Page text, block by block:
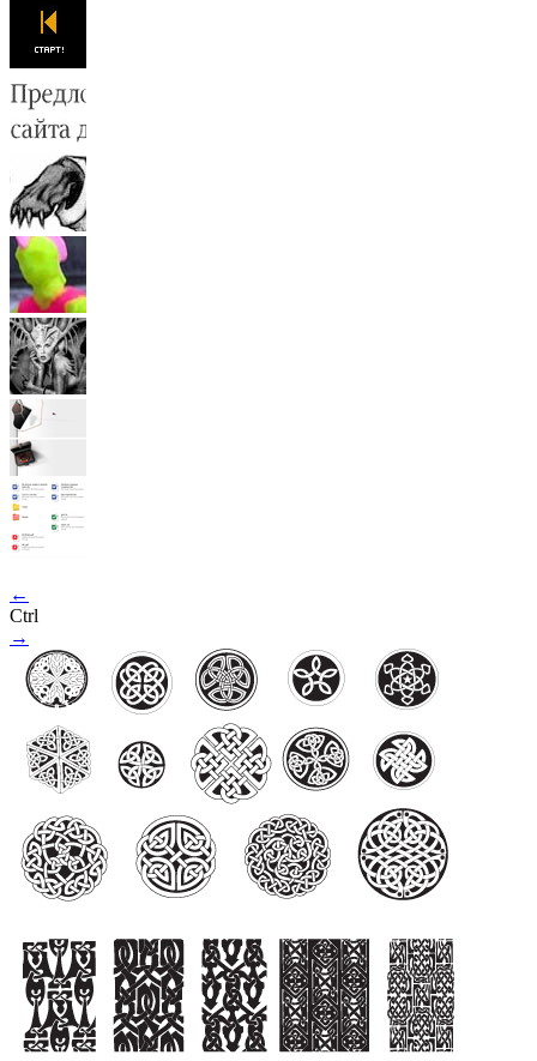
←
Ctrl
→